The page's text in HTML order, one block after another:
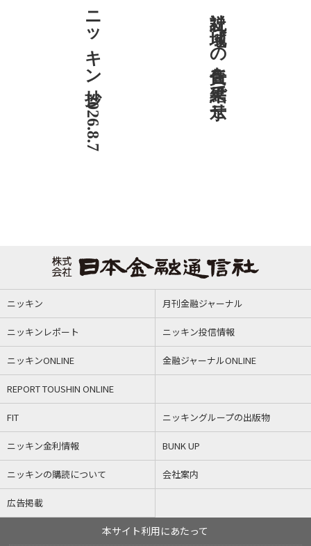
ニッキン抄 2026.8.7 社説 地域への責任を結果で示せ
ニッキン 月刊金融ジャーナル
ニッキンレポート ニッキン投信情報
ニッキンONLINE 金融ジャーナルONLINE
REPORT TOUSHIN ONLINE
FIT ニッキングループの出版物
ニッキン金利情報 BUNK UP
ニッキンの購読について 会社案内
広告掲載
本サイト利用にあたって